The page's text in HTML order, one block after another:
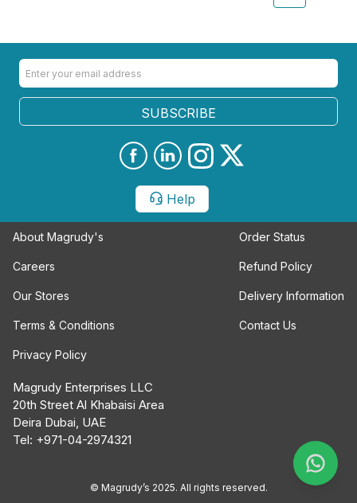
SUBSCRIBE
Help
About Magrudy's
Careers
Our Stores
Terms & Conditions
Privacy Policy
Order Status
Refund Policy
Delivery Information
Contact Us
Magrudy Enterprises LLC
20th Street Al Khabaisi Area
Deira Dubai, UAE
Tel: +971-04-2974321
© Magrudy’s 2025. All rights reserved.